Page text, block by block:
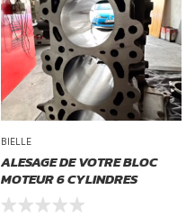
BIELLE
ALESAGE DE VOTRE BLOC
MOTEUR 6 CYLINDRES